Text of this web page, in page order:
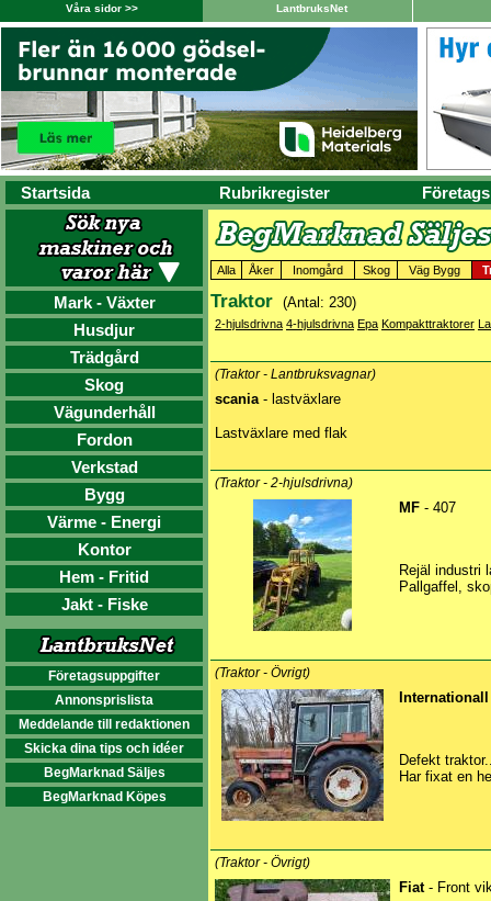
Våra sidor >> LantbruksNet
Startsida Rubrikregister
Mark - Växter
Husdjur
Trädgård
Skog
Vägunderhåll
Fordon
Verkstad
Bygg
Värme - Energi
Kontor
Hem - Fritid
Jakt - Fiske
Företagsuppgifter
Annonsprislista
Meddelande till redaktionen
Skicka dina tips och idéer
BegMarknad Säljes
BegMarknad Köpes
Alla Åker Inomgård Skog Väg Bygg
Traktor (Antal: 230)
2-hjulsdrivna 4-hjulsdrivna Epa Kompakttraktorer
(Traktor - Lantbruksvagnar)
scania- lastväxlare
Lastväxlare med flak
(Traktor - 2-hjulsdrivna)
MF - 407
Rejäl industri
Pallgaffel,
(Traktor - Övrigt)
Internationall
Defekt
Har fixat en
(Traktor - Övrigt)
Fiat- Front